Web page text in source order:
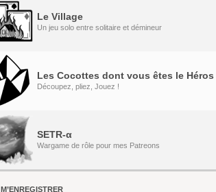
Le Village
Un jeu solo entre solitaire et démineur
Les Cocottes dont vous êtes le Héros
Découpez, pliez, Jouez !
SETR-α
Wargame de rôle pour mes Patreons
M’ENREGISTRER